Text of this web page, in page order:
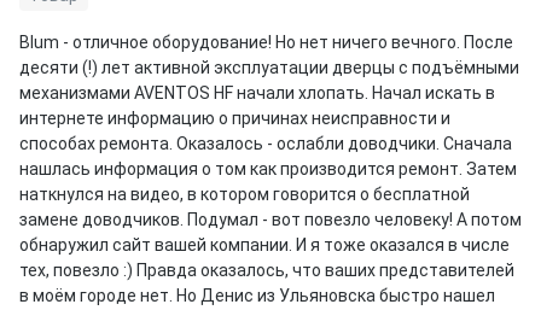
Blum - отличное оборудование! Но нет ничего вечного. После
десяти (!) лет активной эксплуатации дверцы с подъёмными
механизмами AVENTOS HF начали хлопать. Начал искать в
интернете информацию о причинах неисправности и
способах ремонта. Оказалось - ослабли доводчики. Сначала
нашлась информация о том как производится ремонт. Затем
наткнулся на видео, в котором говорится о бесплатной
замене доводчиков. Подумал - вот повезло человеку! А потом
обнаружил сайт вашей компании. И я тоже оказался в числе
тех, повезло :) Правда оказалось, что ваших представителей
в моём городе нет. Но Денис из Ульяновска быстро нашел